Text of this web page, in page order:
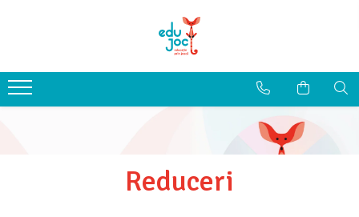
1-2 ani
3-4 ani
Reduceri